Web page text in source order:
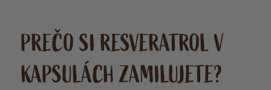
PREČO SI RESVERATROL V
KAPSULÁCH ZAMILUJETE?